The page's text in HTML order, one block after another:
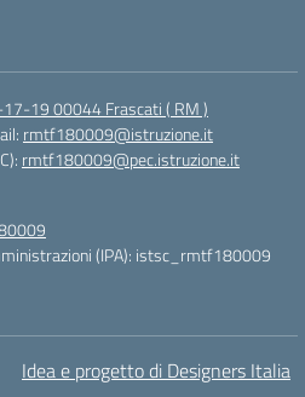
19 00044 Frascati ( RM )
rmtf180009@istruzione.it
rmtf180009@pec.istruzione.it
(IPA): istsc_rmtf180009
Idea e progetto di Designers Italia